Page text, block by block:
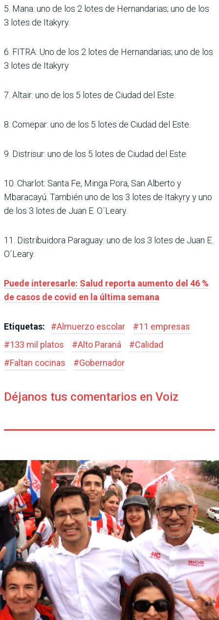
5. Mana: uno de los 2 lotes de Hernandarias; uno de los
3 lotes de Itakyry.
6. FITRA: Uno de los 2 lotes de Hernandarias; uno de los
3 lotes de Itakyry
7. Altair: uno de los 5 lotes de Ciudad del Este.
8. Comepar: uno de los 5 lotes de Ciudad del Este.
9. Distrisur: uno de los 5 lotes de Ciudad del Este.
10. Charlot: Santa Fe, Minga Pora, San Alberto y
Mbaracayú. También uno de los 3 lotes de Itakyry y uno
de los 3 lotes de Juan E. O´Leary.
11. Distribuidora Paraguay: uno de los 3 lotes de Juan E.
O´Leary.
Puede interesarle: Salud reporta aumento del 46 %
de casos de covid en la última semana
Etiquetas: #Almuerzo escolar #11 empresas
#133 mil platos #Alto Paraná #Calidad
#Faltan cocinas #Gobernador
Déjanos tus comentarios en Voiz